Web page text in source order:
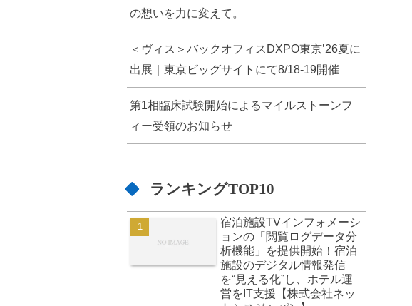
の想いを力に変えて。
＜ヴィス＞バックオフィスDXPO東京’26夏に
出展｜東京ビッグサイトにて8/18-19開催
第1相臨床試験開始によるマイルストーンフ
ィー受領のお知らせ
ランキングTOP10
宿泊施設TVインフォメーシ
ョンの「閲覧ログデータ分
析機能」を提供開始！宿泊
施設のデジタル情報発信
を“見える化”し、ホテル運
営をIT支援【株式会社ネッ